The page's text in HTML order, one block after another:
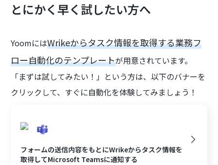
とにかく早く試したい方へ
YoomにはWrikeからタスク情報を取得する業務フ
ロー自動化のテンプレートが用意されています。
「まずは試してみたい！」という方は、以下のバナーを
クリックして、すぐに自動化を体験してみましょう！
フォームの送信内容をもとにWrikeからタスク情報を
取得してMicrosoft Teamsに通知する